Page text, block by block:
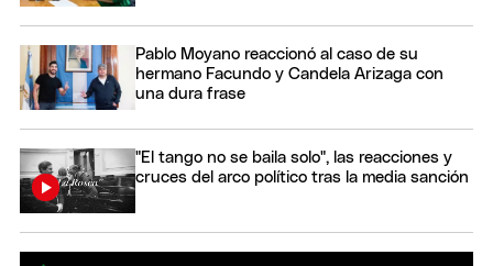
Pablo Moyano reaccionó al caso de su
hermano Facundo y Candela Arizaga con
una dura frase
"El tango no se baila solo", las reacciones y
cruces del arco político tras la media sanción